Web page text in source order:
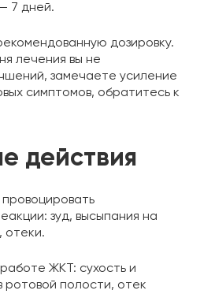
7 дней.
дозировку.
лечения вы не
замечаете усиление
симптомов, обратитесь к
действия
зуд, высыпания на
отеки.
ЖКТ: сухость и
ротовой полости, отек